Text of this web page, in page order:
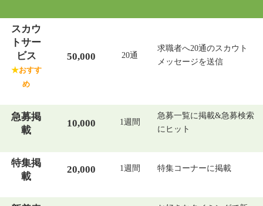
スカウ
トサー
ビス​
★おすす
め
50,000​ 20通​
求職者へ20通のスカウト
メッセージを送信​
急募掲
載​
10,000​ 1週間​
急募一覧に掲載&急募検索
にヒット​
特集掲
載​
20,000​ 1週間​ 特集コーナーに掲載​